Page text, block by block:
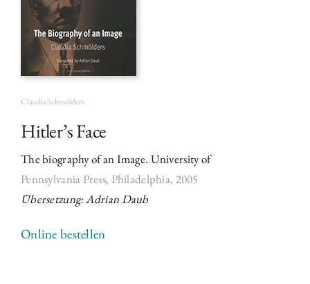
Claudia Schmölders
Hitler’s Face
The biography of an Image. University of
Pennsylvania Press, Philadelphia, 2005
Übersetzung: Adrian Daub
Online bestellen